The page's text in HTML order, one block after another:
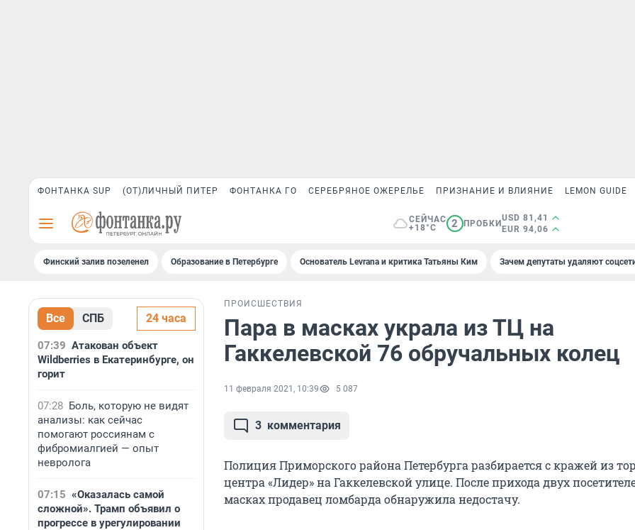
ФОНТАНКА SUP (ОТ)ЛИЧНЫЙ ПИТЕР ФОНТАНКА ГО СЕРЕБРЯНОЕ ОЖЕРЕЛЬЕ ПРИЗНАНИЕ И ВЛИЯНИЕ LEMON GUIDE
СЕЙЧАС
+18°C
2 ПРОБКИ
USD 81,41
EUR 94,06
Финский залив позеленел Образование в Петербурге Основатель Levrana и критика Татьяны Ким Зачем депутаты удаляют
Все СПБ 24 часа
07:39 Атакован объект
Wildberries в Екатеринбурге, он
горит
07:28 Боль, которую не видят
анализы: как сейчас
помогают россиянам с
фибромиалгией — опыт
невролога
07:15 «Оказалась самой
сложной». Трамп объявил о
прогрессе в урегулировании
ПРОИСШЕСТВИЯ
Пара в масках украла из ТЦ на
Гаккелевской 76 обручальных колец
11 февраля 2021, 10:39 5 087
3 комментария
Полиция Приморского района Петербурга разбирается с кражей из
центра «Лидер» на Гаккелевской улице. После прихода двух
масках продавец ломбарда обнаружила недостачу.